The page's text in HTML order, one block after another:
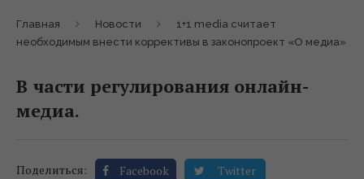
Главная Новости
1+1 media считает
необходимым внести коррективы в законопроект «О медиа»
В части регулирования онлайн-
медиа.
Поделиться: Facebook Twitter